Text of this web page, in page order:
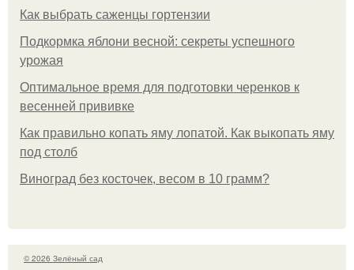
Как выбрать саженцы гортензии
Подкормка яблони весной: секреты успешного
урожая
Оптимальное время для подготовки черенков к
весенней прививке
Как правильно копать яму лопатой. Как выкопать яму
под столб
Виноград без косточек, весом в 10 грамм?
© 2026 Зелёный сад